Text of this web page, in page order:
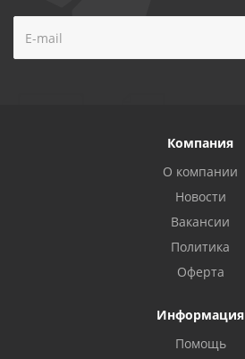
Компания
О компании
Новости
Вакансии
Политика
Оферта
Информация
Помощь